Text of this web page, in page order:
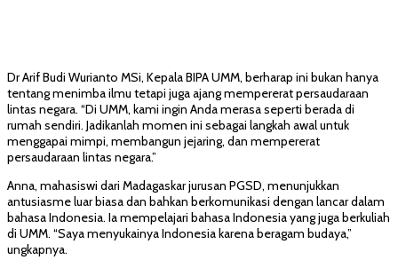
Dr Arif Budi Wurianto MSi, Kepala BIPA UMM, berharap ini bukan hanya
tentang menimba ilmu tetapi juga ajang mempererat persaudaraan
lintas negara. “Di UMM, kami ingin Anda merasa seperti berada di
rumah sendiri. Jadikanlah momen ini sebagai langkah awal untuk
menggapai mimpi, membangun jejaring, dan mempererat
persaudaraan lintas negara.”
Anna, mahasiswi dari Madagaskar jurusan PGSD, menunjukkan
antusiasme luar biasa dan bahkan berkomunikasi dengan lancar dalam
bahasa Indonesia. Ia mempelajari bahasa Indonesia yang juga berkuliah
di UMM. “Saya menyukainya Indonesia karena beragam budaya,”
ungkapnya.